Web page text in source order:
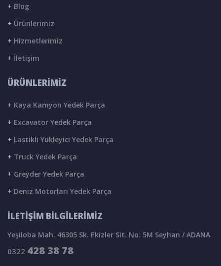
+ Blog
+ Ürünlerimiz
+ Hizmetlerimiz
+ İletişim
ÜRÜNLERİMİZ
+ Kaya Kamyon Yedek Parça
+ Excavator Yedek Parça
+ Lastikli Yükleyici Yedek Parça
+ Truck Yedek Parça
+ Greyder Yedek Parça
+ Deniz Motorları Yedek Parça
İLETİŞİM BİLGİLERİMİZ
Yeşiloba Mah. 46305 Sk. Ekizler Sit. No: 5M Seyhan / ADANA
0322 428 38 78